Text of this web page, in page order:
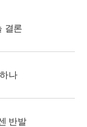
결론
나
반발